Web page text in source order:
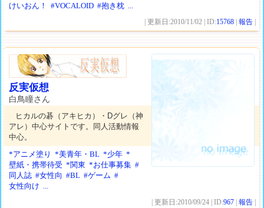
けいおん！
#VOCALOID #抱き枕
| 更新日:2010/11/02 | ID:15768 |報告 |
反実仮想
白鳥瞳さん
ヒカルの碁（アキヒカ）・Dグレ（神
アレ）中心サイトです。同人活動情報
中心。
*アニメ塗り
*美青年・BL *少年 *
壁紙・携帯待受 *関東 *お仕事募集 #
同人誌 #女性向 #BL #ゲーム #
女性向け
| 更新日:2010/09/24 | ID:967 |報告 |